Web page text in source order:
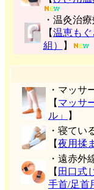
・温灸治
【温恵も
組）
】
・マッサ
【 マッサ
ル」
】
・寝てい
【夜用揉
・遠赤外
【 田口式
手首/足首